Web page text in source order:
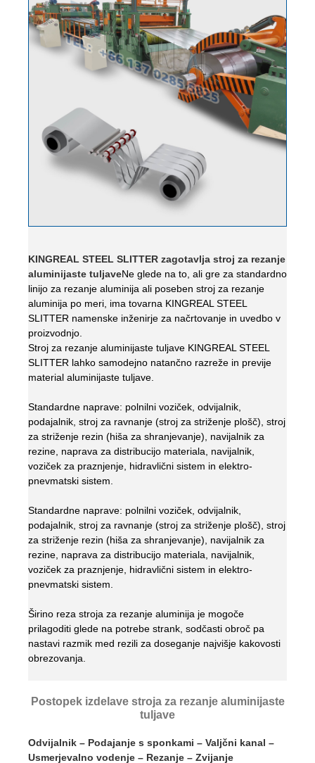
KINGREAL STEEL SLITTER zagotavlja stroj za rezanje
aluminijaste tuljaveNe glede na to, ali gre za standardno
linijo za rezanje aluminija ali poseben stroj za rezanje
aluminija po meri, ima tovarna KINGREAL STEEL
SLITTER namenske inženirje za načrtovanje in uvedbo v
proizvodnjo.
Stroj za rezanje aluminijaste tuljave KINGREAL STEEL
SLITTER lahko samodejno natančno razreže in previje
material aluminijaste tuljave.
Standardne naprave: polnilni voziček, odvijalnik,
podajalnik, stroj za ravnanje (stroj za striženje plošč), stroj
za striženje rezin (hiša za shranjevanje), navijalnik za
rezine, naprava za distribucijo materiala, navijalnik,
voziček za praznjenje, hidravlični sistem in elektro-
pnevmatski sistem.
Standardne naprave: polnilni voziček, odvijalnik,
podajalnik, stroj za ravnanje (stroj za striženje plošč), stroj
za striženje rezin (hiša za shranjevanje), navijalnik za
rezine, naprava za distribucijo materiala, navijalnik,
voziček za praznjenje, hidravlični sistem in elektro-
pnevmatski sistem.
Širino reza stroja za rezanje aluminija je mogoče
prilagoditi glede na potrebe strank, sodčasti obroč pa
nastavi razmik med rezili za doseganje najvišje kakovosti
obrezovanja.
Postopek izdelave stroja za rezanje aluminijaste
tuljave
Odvijalnik – Podajanje s sponkami – Valjčni kanal –
Usmerjevalno vodenje – Rezanje – Zvijanje